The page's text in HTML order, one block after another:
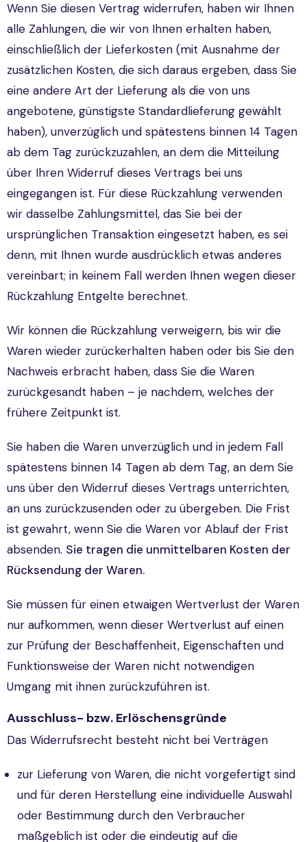
Wenn Sie diesen Vertrag widerrufen, haben wir Ihnen
alle Zahlungen, die wir von Ihnen erhalten haben,
einschließlich der Lieferkosten (mit Ausnahme der
zusätzlichen Kosten, die sich daraus ergeben, dass Sie
eine andere Art der Lieferung als die von uns
angebotene, günstigste Standardlieferung gewählt
haben), unverzüglich und spätestens binnen 14 Tagen
ab dem Tag zurückzuzahlen, an dem die Mitteilung
über Ihren Widerruf dieses Vertrags bei uns
eingegangen ist. Für diese Rückzahlung verwenden
wir dasselbe Zahlungsmittel, das Sie bei der
ursprünglichen Transaktion eingesetzt haben, es sei
denn, mit Ihnen wurde ausdrücklich etwas anderes
vereinbart; in keinem Fall werden Ihnen wegen dieser
Rückzahlung Entgelte berechnet.
Wir können die Rückzahlung verweigern, bis wir die
Waren wieder zurückerhalten haben oder bis Sie den
Nachweis erbracht haben, dass Sie die Waren
zurückgesandt haben – je nachdem, welches der
frühere Zeitpunkt ist.
Sie haben die Waren unverzüglich und in jedem Fall
spätestens binnen 14 Tagen ab dem Tag, an dem Sie
uns über den Widerruf dieses Vertrags unterrichten,
an uns zurückzusenden oder zu übergeben. Die Frist
ist gewahrt, wenn Sie die Waren vor Ablauf der Frist
absenden. Sie tragen die unmittelbaren Kosten der
Rücksendung der Waren.
Sie müssen für einen etwaigen Wertverlust der Waren
nur aufkommen, wenn dieser Wertverlust auf einen
zur Prüfung der Beschaffenheit, Eigenschaften und
Funktionsweise der Waren nicht notwendigen
Umgang mit ihnen zurückzuführen ist.
Ausschluss- bzw. Erlöschensgründe
Das Widerrufsrecht besteht nicht bei Verträgen
zur Lieferung von Waren, die nicht vorgefertigt sind
und für deren Herstellung eine individuelle Auswahl
oder Bestimmung durch den Verbraucher
maßgeblich ist oder die eindeutig auf die